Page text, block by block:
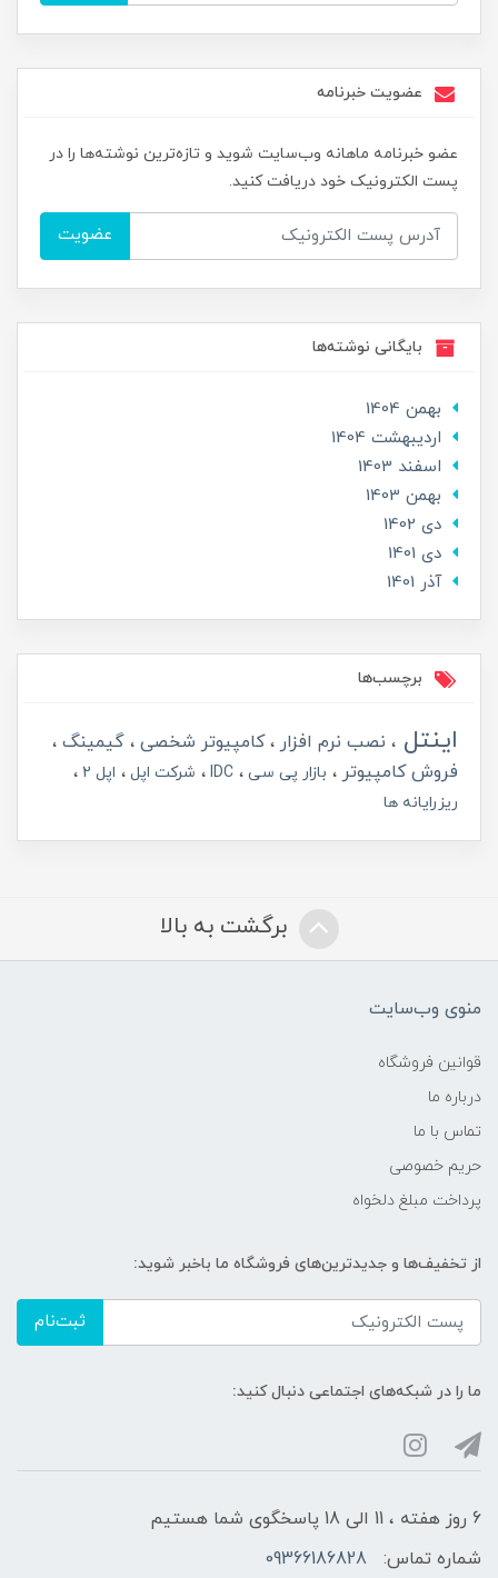
عضویت خبرنامه
عضو خبرنامه ماهانه وب‌سایت شوید و تازه‌ترین نوشته‌ها را در
پست الکترونیک خود دریافت کنید.
عضویت
بایگانی نوشته‌ها
بهمن 1404
ارديبهشت 1404
اسفند 1403
بهمن 1403
دی 1402
دی 1401
آذر 1401
برچسب‌ها
اینتل نصب نرم افزار کامپیوتر شخصی
گیمینگ
فروش کامپیوتر
بازار پی سی IDC شرکت اپل
اپل 2
ریزرایانه ها
برگشت به بالا
منوی وب‌سایت
قوانین فروشگاه
درباره ما
تماس با ما
حریم خصوصی
پرداخت مبلغ دلخواه
از تخفیف‌ها و جدیدترین‌های فروشگاه ما باخبر شوید:
ثبت‌نام
ما را در شبکه‌های اجتماعی دنبال کنید:
6 روز هفته ، 11 الی 18 پاسخگوی شما هستیم
شماره تماس:
09366186828